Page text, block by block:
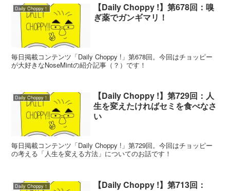
Daily Choppy！
【Daily Choppy !】第678回：嗅
ぎ薬でガンギマリ！
毎日掲載コンテンツ「Daily Choppy !」第678回。今回はチョッピー
が大好きなNoseMintの紹介記事（？）です！
Daily Choppy！
【Daily Choppy !】第729回：人
生を変えたければセミを食べなさ
い
毎日掲載コンテンツ「Daily Choppy !」第729回。今回はチョッピー
の考える「人生を変える方法」についてのお話です！
Daily Choppy！
【Daily Choppy !】第713回：